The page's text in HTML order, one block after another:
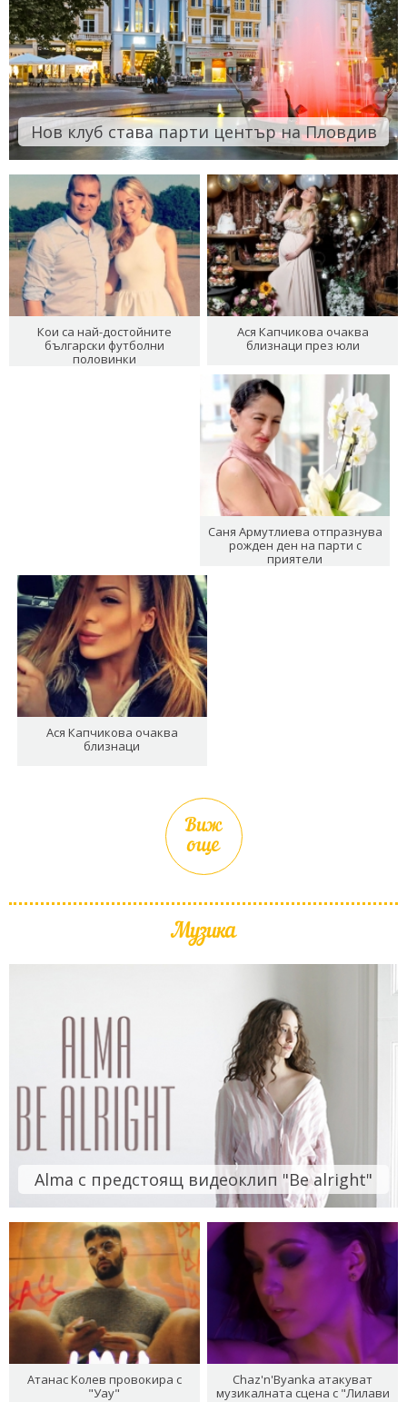
Нов клуб става парти център на Пловдив
Кои са най-достойните
български футболни
половинки
Ася Капчикова очаква
близнаци през юли
Саня Армутлиева отпразнува
рожден ден на парти с
приятели
Ася Капчикова очаква
близнаци
Виж
още
Музика
Alma с предстоящ видеоклип "Be alright"
Атанас Колев провокира с
"Уау"
Chaz'n'Byanka атакуват
музикалната сцена с "Лилави